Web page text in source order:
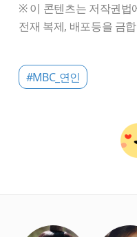
※ 이 콘텐츠는 저작권법
전재 복제, 배포등을 금
#MBC_연인